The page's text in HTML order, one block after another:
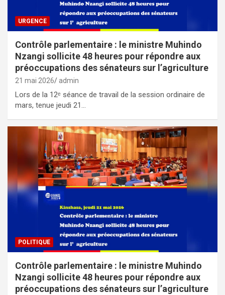
URGENCE
Contrôle parlementaire : le ministre Muhindo
Nzangi sollicite 48 heures pour répondre aux
préoccupations des sénateurs sur l’agriculture
21 mai 2026 admin
Lors de la 12ᵉ séance de travail de la session ordinaire de
mars, tenue jeudi 21…
POLITIQUE
Contrôle parlementaire : le ministre Muhindo
Nzangi sollicite 48 heures pour répondre aux
préoccupations des sénateurs sur l’agriculture